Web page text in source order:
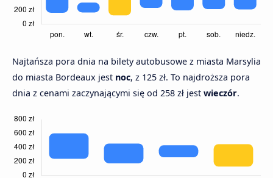
Najtańsza pora dnia na bilety autobusowe z miasta Marsylia
do miasta Bordeaux jest noc, z 125 zł. To najdroższa pora
dnia z cenami zaczynającymi się od 258 zł jest wieczór.